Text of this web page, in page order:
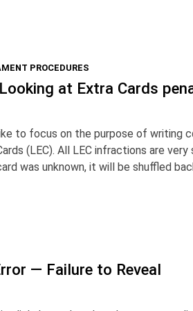
PROCEDURES
at Extra Cards
to focus on the purpose of writing
(LEC). All LEC infractions are
was unknown, it will be shuffled
— Failure to Reveal